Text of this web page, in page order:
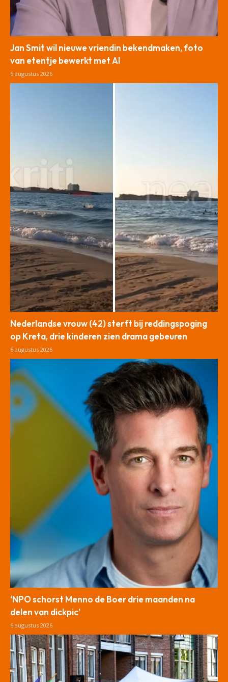
Jan Smit wil nieuwe vriendin bekendmaken, foto
van etentje bewerkt met AI
6 augustus 2026
Nederlandse vrouw (42) sterft bij reddingspoging
op Kreta, drie kinderen zien drama gebeuren
6 augustus 2026
‘NPO schorst Menno de Boer drie maanden na
delen van dickpic’
6 augustus 2026